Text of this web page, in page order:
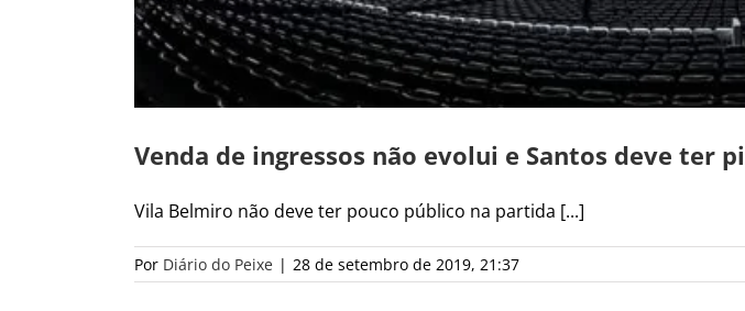
Venda de ingressos não evolui e Santos deve ter
Vila Belmiro não deve ter pouco público na partida [...]
Por Diário do Peixe | 28 de setembro de 2019, 21:37